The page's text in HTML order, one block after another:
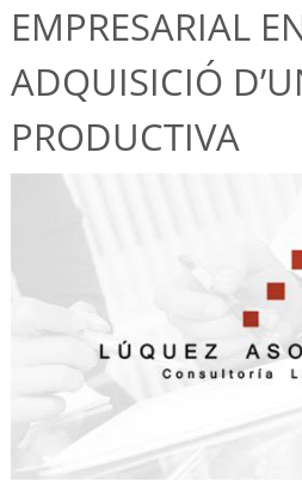
EMPRESARIAL
ADQUISICIÓ
PRODUCTIVA